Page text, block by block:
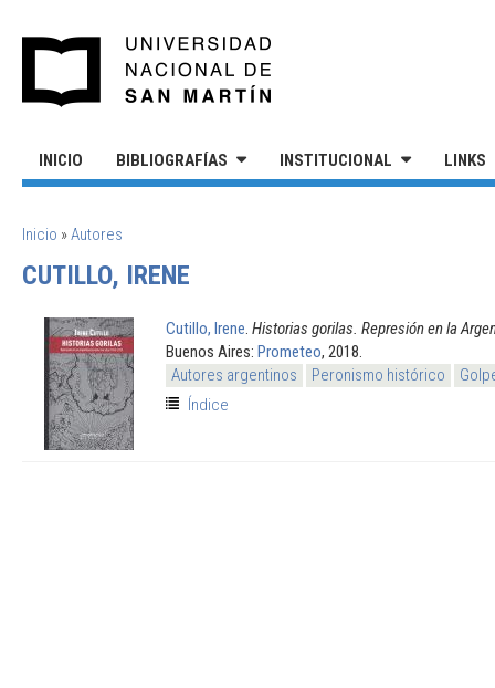
INICIO BIBLIOGRAFÍAS INSTITUCIONAL LINKS
SE ENCUENTRA USTED AQUÍ
Inicio »Autores
CUTILLO, IRENE
Cutillo, Irene Historias gorilas. Represión en la
Buenos Aires: Prometeo, 2018.
Autores argentinos
Peronismo histórico
Índice